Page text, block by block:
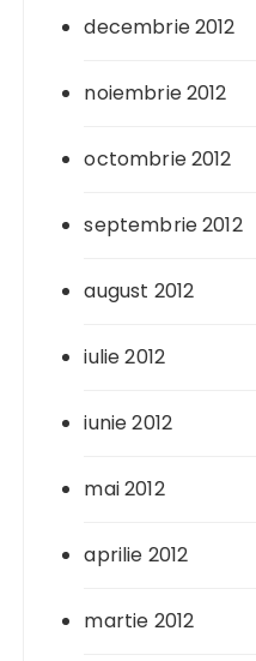
decembrie 2012
noiembrie 2012
octombrie 2012
septembrie 2012
august 2012
iulie 2012
iunie 2012
mai 2012
aprilie 2012
martie 2012